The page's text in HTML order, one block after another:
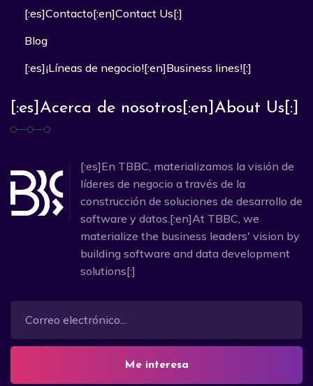
[:es]Contacto[:en]Contact Us[:]
Blog
[:es]¡Líneas de negocio![:en]Business lines![:]
[:es]Acerca de nosotros[:en]About Us[:]
[:es]En TBBC, materializamos la visión de
líderes de negocio a través de la
construcción de soluciones de desarrollo de
software y datos.[:en]At TBBC, we
materialize the business leaders' vision by
building software and data development
solutions[:]
Me interesa